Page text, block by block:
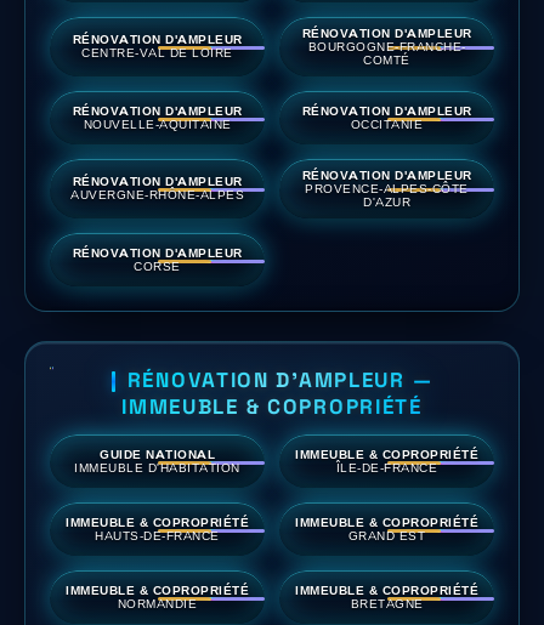
RÉNOVATION D'AMPLEUR
CENTRE-VAL DE LOIRE
RÉNOVATION D'AMPLEUR
BOURGOGNE-FRANCHE-
COMTÉ
RÉNOVATION D'AMPLEUR
NOUVELLE-AQUITAINE
RÉNOVATION D'AMPLEUR
OCCITANIE
RÉNOVATION D'AMPLEUR
AUVERGNE-RHÔNE-ALPES
RÉNOVATION D'AMPLEUR
PROVENCE-ALPES-CÔTE
D'AZUR
RÉNOVATION D'AMPLEUR
CORSE
RÉNOVATION D'AMPLEUR —
IMMEUBLE & COPROPRIÉTÉ
GUIDE NATIONAL
IMMEUBLE D'HABITATION
IMMEUBLE & COPROPRIÉTÉ
ÎLE-DE-FRANCE
IMMEUBLE & COPROPRIÉTÉ
HAUTS-DE-FRANCE
IMMEUBLE & COPROPRIÉTÉ
GRAND EST
IMMEUBLE & COPROPRIÉTÉ
NORMANDIE
IMMEUBLE & COPROPRIÉTÉ
BRETAGNE